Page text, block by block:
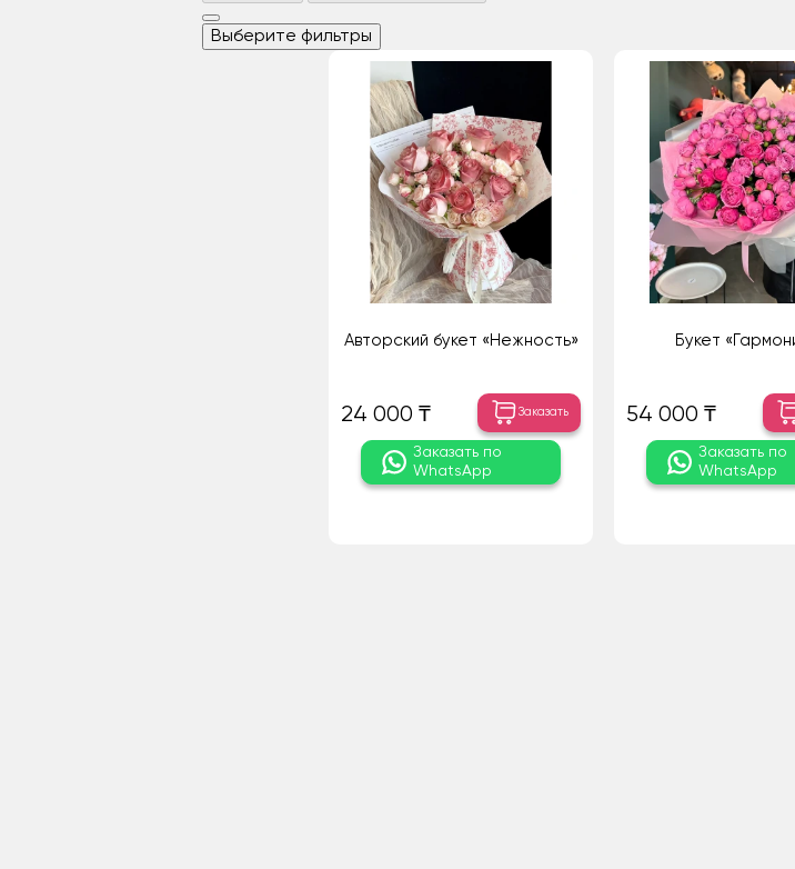
Выберите фильтры
Авторский букет «Нежность»
24 000 ₸ Заказать
Заказать по
WhatsApp
Букет
54 000 ₸
Заказать по
WhatsApp